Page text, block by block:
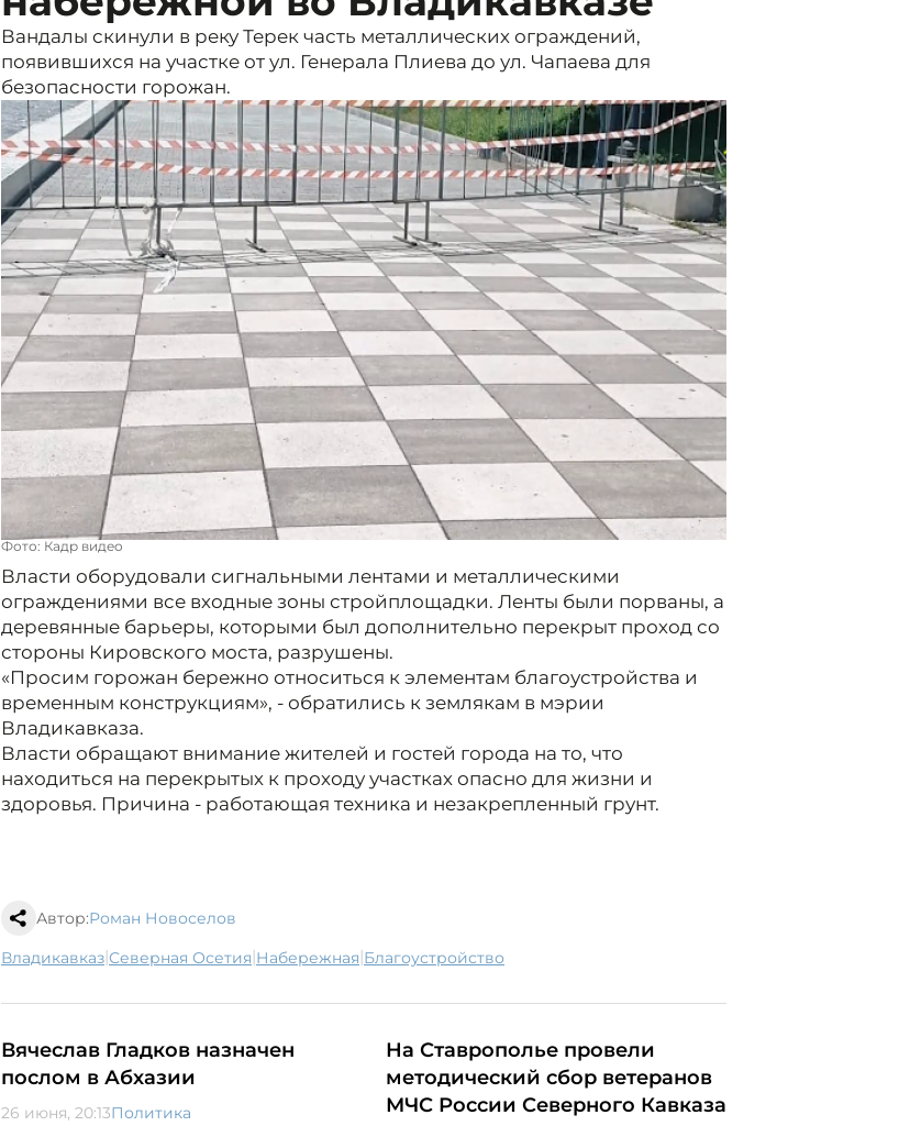
Вандалы скинули в реку Терек часть металлических ограждений,
появившихся на участке от ул. Генерала Плиева до ул. Чапаева для
безопасности горожан.
Фото: Кадр видео
Власти оборудовали сигнальными лентами и металлическими
ограждениями все входные зоны стройплощадки. Ленты были порваны, а
деревянные барьеры, которыми был дополнительно перекрыт проход со
стороны Кировского моста, разрушены.
«Просим горожан бережно относиться к элементам благоустройства и
временным конструкциям», - обратились к землякам в мэрии
Владикавказа.
Власти обращают внимание жителей и гостей города на то, что
находиться на перекрытых к проходу участках опасно для жизни и
здоровья. Причина - работающая техника и незакрепленный грунт.
Автор:Роман Новоселов
Владикавказ| Северная Осетия| набережная| благоустройство
Вячеслав Гладков назначен
послом в Абхазии
26 июня, 20:13Политика
На Ставрополье провели
методический сбор ветеранов
МЧС России Северного Кавказа